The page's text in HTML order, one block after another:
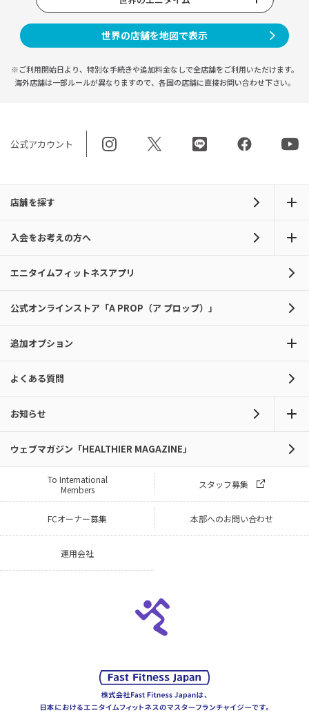
世界の店舗を地図で表示
※ご利用開始日より、特別な手続きや追加料金なしで全店舗をご利用いただけます。
海外店舗は一部ルールが異なりますので、 各国の店舗に直接お問い合わせ下さい。
公式アカウント
店舗を探す
入会をお考えの方へ
エニタイムフィットネスアプリ
公式オンラインストア「A PROP（ア プロップ）」
追加オプション
よくある質問
お知らせ
ウェブマガジン「HEALTHIER MAGAZINE」
To International
Members
スタッフ募集
FCオーナー募集 本部へのお問い合わせ
運用会社